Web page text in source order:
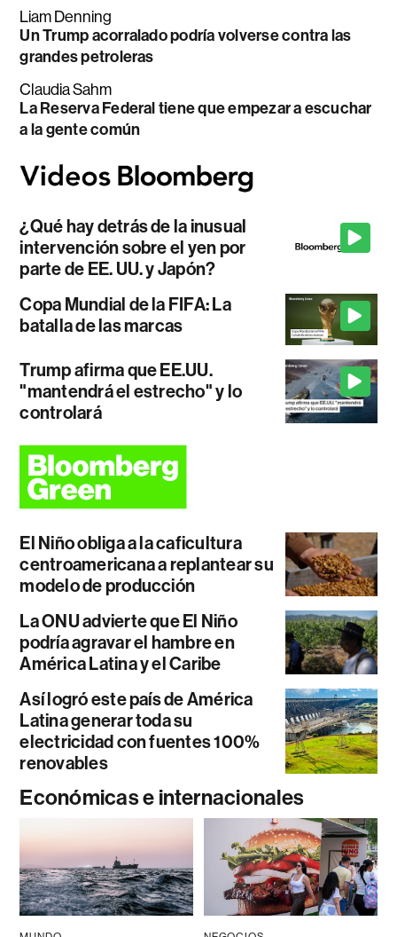
Liam Denning
Un Trump acorralado podría volverse contra las
grandes petroleras
Claudia Sahm
La Reserva Federal tiene que empezar a escuchar
a la gente común
¿Qué hay detrás de la inusual
intervención sobre el yen por
parte de EE. UU. y Japón?
Copa Mundial de la FIFA: La
batalla de las marcas
Trump afirma que EE.UU.
"mantendrá el estrecho" y lo
controlará
El Niño obliga a la caficultura
centroamericana a replantear su
modelo de producción
La ONU advierte que El Niño
podría agravar el hambre en
América Latina y el Caribe
Así logró este país de América
Latina generar toda su
electricidad con fuentes 100%
renovables
Económicas e internacionales